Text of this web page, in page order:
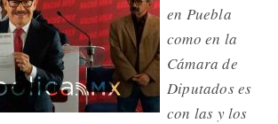
en Puebla
como en la
Cámara de
Diputados es
con las y los